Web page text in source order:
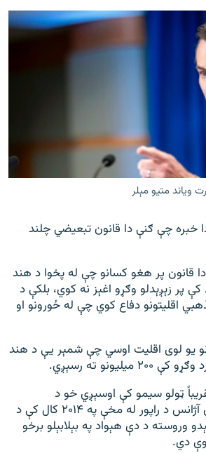
ویاند متیو مېلر
چې ګنې دا قانون تبعیضي چلند
قانون پر هغو کسانو چې له پخوا د هند
پر زېږېدلو وګړو اغېز نه کوي، بلکې د
اقلیتونو دفاع کوي چې له ځورونو او
یو لوی اقلیت اوسي چې شمېر یې د هند
ټولو سیمو کې اوسېږي خو د
اسوشېټېډپرېس خبري آژانس د راپور له مخې په ۲۰۱۴ کال کې د
وروسته د دې هېواد په بېلابېلو برخو
دي.